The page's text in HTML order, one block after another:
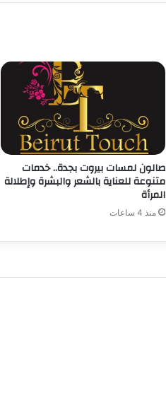
صالون لمسات بيروت بجدة.. خدمات
متنوعة للعناية بالشعر والبشرة وإطلالة
المرأة
منذ 4 ساعات